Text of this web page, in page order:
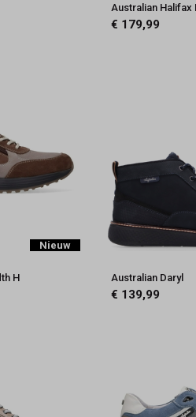
Australian Halifax
€ 179,99
Nieuw
H Australian Daryl
€ 139,99